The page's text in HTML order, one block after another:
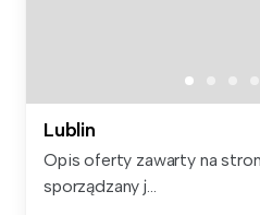
Lublin
Opis oferty zawarty na
sporządzany j...